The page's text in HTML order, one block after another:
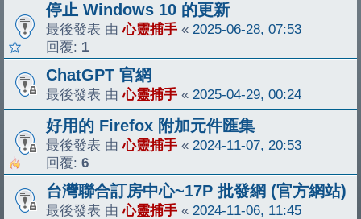
停止 Windows 10 的更新
最後發表 由心靈捕手 « 2025-06-28, 07:53
回覆: 1
ChatGPT 官網
最後發表 由心靈捕手 « 2025-04-29, 00:24
好用的 Firefox 附加元件匯集
最後發表 由心靈捕手 « 2024-11-07, 20:53
回覆: 6
台灣聯合訂房中心~17P 批發網 (官方網站)
最後發表 由心靈捕手 « 2024-11-06, 11:45